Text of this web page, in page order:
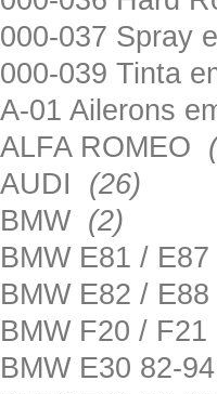
000-037 Spray
000-039 Tinta
A-01 Ailerons
ALFA ROMEO
AUDI (26)
BMW (2)
BMW E81 / E87
BMW E82 /
BMW F20 / F21
BMW E30 82-94